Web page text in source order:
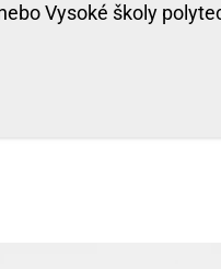
Vysoké školy